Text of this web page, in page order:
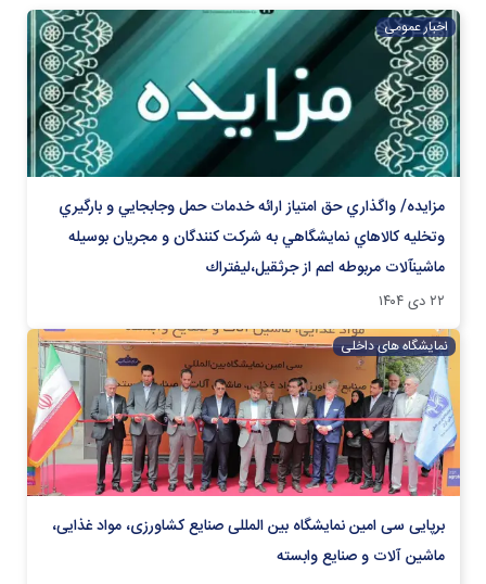
اخبار عمومی
مزایده/ واگذاري حق امتياز ارائه خدمات حمل وجابجايي و بارگيري
وتخليه كالاهاي نمايشگاهي به شركت كنندگان و مجريان بوسيله
ماشين‏آلات مربوطه اعم از جرثقيل،ليفتراك
۲۲ دی ۱۴۰۴
نمایشگاه های داخلی
برپایی سى امين نمایشگاه بین المللی صنایع كشاورزى، مواد غذايى،
ماشين آلات و صنايع وابسته